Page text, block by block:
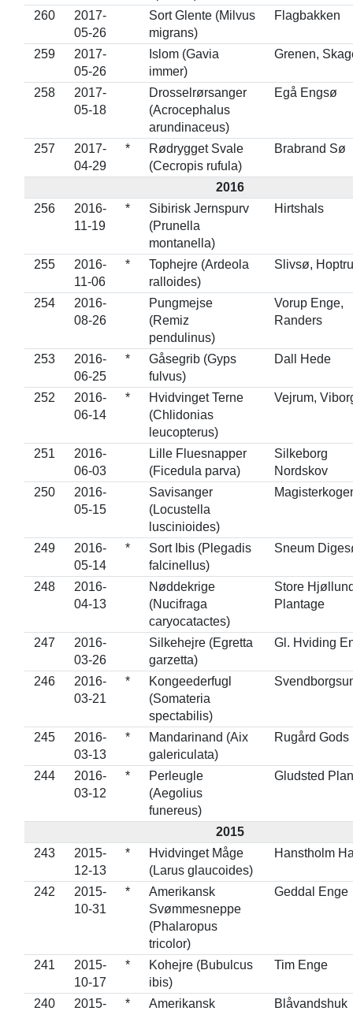
260
2017-
05-26
Sort Glente (Milvus
migrans)
Flagbakken
259
2017-
05-26
Islom (Gavia
immer)
Grenen,
258
2017-
05-18
Drosselrørsanger
(Acrocephalus
arundinaceus)
Egå Engsø
257
2017-
04-29
*
Rødrygget Svale
(Cecropis rufula)
Brabrand Sø
2016
256
2016-
11-19
*
Sibirisk Jernspurv
(Prunella
montanella)
Hirtshals
255
2016-
11-06
*
Tophejre (Ardeola
ralloides)
Slivsø,
254
2016-
08-26
Pungmejse
(Remiz
pendulinus)
Vorup Enge,
Randers
253
2016-
06-25
*
Gåsegrib (Gyps
fulvus)
Dall Hede
252
2016-
06-14
*
Hvidvinget Terne
(Chlidonias
leucopterus)
Vejrum,
251
2016-
06-03
Lille Fluesnapper
(Ficedula parva)
Silkeborg
Nordskov
250
2016-
05-15
Savisanger
(Locustella
luscinioides)
249
2016-
05-14
*
Sort Ibis (Plegadis
falcinellus)
Sneum
248
2016-
04-13
Nøddekrige
(Nucifraga
caryocatactes)
Store
Plantage
247
2016-
03-26
Silkehejre (Egretta
garzetta)
Gl. Hviding
246
2016-
03-21
*
Kongeederfugl
(Somateria
spectabilis)
245
2016-
03-13
*
Mandarinand (Aix
galericulata)
Rugård Gods
244
2016-
03-12
*
Perleugle
(Aegolius
funereus)
Gludsted
2015
243
2015-
12-13
*
Hvidvinget Måge
(Larus glaucoides)
Hanstholm
242
2015-
10-31
*
Amerikansk
Svømmesneppe
(Phalaropus
tricolor)
Geddal Enge
241
2015-
10-17
*
Kohejre (Bubulcus
ibis)
Tim Enge
240
2015-
*
Amerikansk
Blåvandshuk